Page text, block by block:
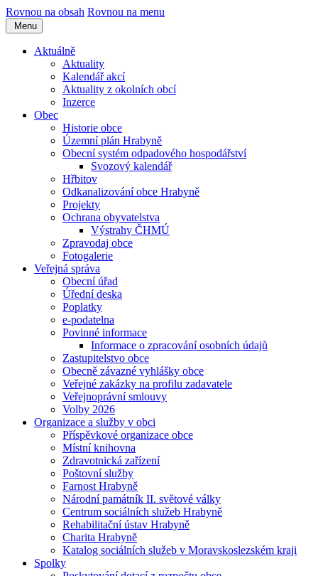
Rovnou na obsah Rovnou na menu
Menu
Aktuálně
Aktuality
Kalendář akcí
Aktuality z okolních obcí
Inzerce
Obec
Historie obce
Územní plán Hrabyně
Obecní systém odpadového hospodářství
Svozový kalendář
Hřbitov
Odkanalizování obce Hrabyně
Projekty
Ochrana obyvatelstva
Výstrahy ČHMÚ
Zpravodaj obce
Fotogalerie
Veřejná správa
Obecní úřad
Úřední deska
Poplatky
e-podatelna
Povinné informace
Informace o zpracování osobních údajů
Zastupitelstvo obce
Obecně závazné vyhlášky obce
Veřejné zakázky na profilu zadavatele
Veřejnoprávní smlouvy
Volby 2026
Organizace a služby v obci
Příspěvkové organizace obce
Místní knihovna
Zdravotnická zařízení
Poštovní služby
Farnost Hrabyně
Národní památník II. světové války
Centrum sociálních služeb Hrabyně
Rehabilitační ústav Hrabyně
Charita Hrabyně
Katalog sociálních služeb v Moravskoslezském kraji
Spolky